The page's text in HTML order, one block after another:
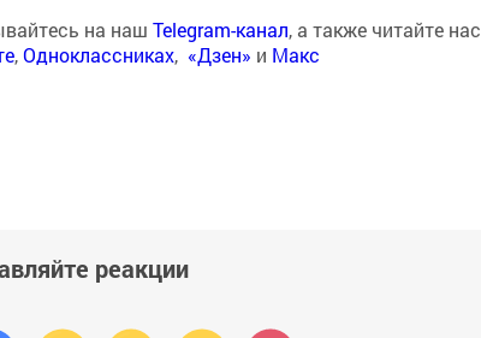
на наш Telegram-канал, а также читайте нас
,Одноклассниках, «Дзен» и Макс
реакции